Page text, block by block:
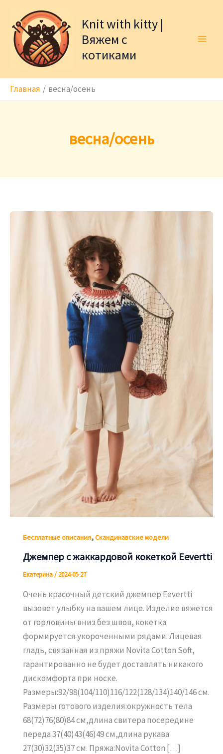
содержимому
Knit with kitty |
Вяжем с
котиками
Главная весна/осень
весна/осень
Бесплатные описания,Скандинавские модели
Джемпер с жаккардовой кокеткой Eevertti
Екатерина/ 2024-05-27
Очень красочный детский джемпер Eevertti
вызовет улыбку на вашем лице. Изделие вяжется
от горловины вниз без швов, кокетка
формируется укороченными рядами. Лицевая
гладь, связанная из пряжи Novita Cotton Soft,
гарантированно не будет доставлять никакого
дискомфорта при носке.
Размеры:92/98(104/110)116/122(128/134)140/146 см.
Размеры готового изделия:окружность тела
68(72)76(80)84 см,длина свитера посередине
переда 37(40)43(46)49 см,длина рукава
27(30)32(35)37 см. Пряжа:Novita Cotton […]